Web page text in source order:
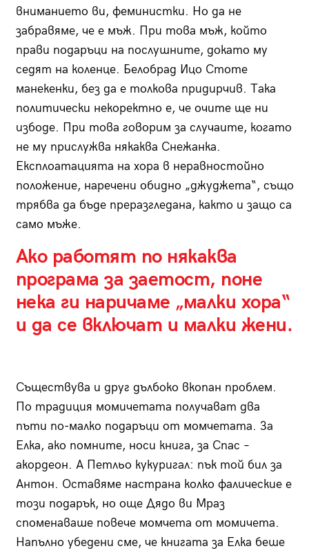
вниманието ви, феминистки. Но да не
забравяме, че е мъж. При това мъж, който
прави подаръци на послушните, докато му
седят на коленце. Белобрад Ицо Стоте
манекенки, без да е толкова придирчив. Така
политически некоректно е, че очите ще ни
избоде. При това говорим за случаите, когато
не му прислужва някаква Снежанка.
Експлоатацията на хора в неравностойно
положение, наречени обидно „джуджета“, също
трябва да бъде преразгледана, както и защо са
само мъже.
Ако работят по някаква
програма за заетост, поне
нека ги наричаме „малки хора“
и да се включат и малки жени.
Съществува и друг дълбоко вкопан проблем.
По традиция момичетата получават два
пъти по-малко подаръци от момчетата. За
Елка, ако помните, носи книга, за Спас –
акордеон. А Петльо кукуригал: пък той бил за
Антон. Оставяме настрана колко фалические е
този подарък, но още Дядо ви Мраз
споменаваше повече момчета от момичета.
Напълно убедени сме, че книгата за Елка беше